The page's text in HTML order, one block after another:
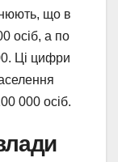
що в
осіб, а по
Ці цифри
000 осіб.